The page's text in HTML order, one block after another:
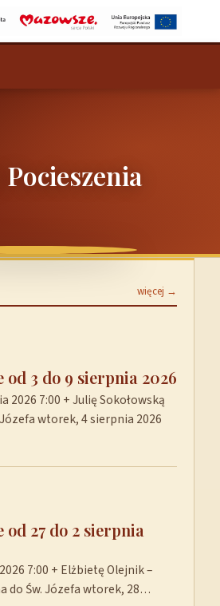
więcej →
3 do 9 sierpnia 2026
2026 7:00 + Julię Sokołowską
wtorek, 4 sierpnia 2026
27 do 2 sierpnia
7:00 + Elżbietę Olejnik –
do Św. Józefa wtorek, 28…